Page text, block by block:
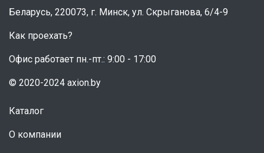
Беларусь, 220073, г. Минск, ул. Скрыганова, 6/4-9
Как проехать?
Офис работает пн.-пт.: 9:00 - 17:00
© 2020-2024 axion.by
Каталог
О компании